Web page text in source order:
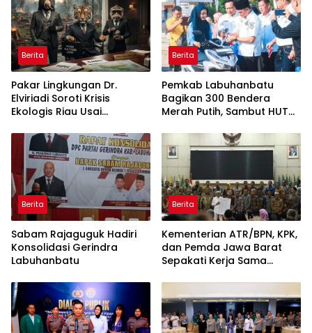
Berita
Pakar Lingkungan Dr.
Elviriadi Soroti Krisis
Ekologis Riau Usai
Monyet, Harimau, dan
Beruang Terhadap Warga
Berita
Pemkab Labuhanbatu
Bagikan 300 Bendera
Merah Putih, Sambut HUT
Berita
Sabam Rajaguguk Hadiri
Konsolidasi Gerindra
Labuhanbatu
Berita
Kementerian ATR/BPN, KPK,
dan Pemda Jawa Barat
Sepakati Kerja Sama
Korupsi serta Penguatan
Ekonomi Daerah